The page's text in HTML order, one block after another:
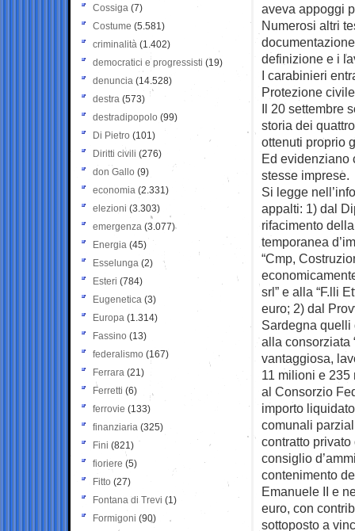
aveva appoggi
Numerosi altri
definizione e i
I carabinieri
Protezione
Il 20 settembre
storia dei
ottenuti proprio
Ed evidenziano
stesse imprese.
Si legge
appalti: 1) dal
rifacimento
temporanea
“Cmp,
srl” e alla “F.lli
euro; 2) dal
Sardegna quelli
alla consorziata
vantaggiosa,
11 milioni e 235
al Consorzio
importo
comunali
contratto
consiglio
contenimento
Emanuele II e
euro, con
sottoposto a
Cossiga (7)
Costume (5.581)
criminalità (1.402)
democratici e progressisti (19)
denuncia (14.528)
destra (573)
destradipopolo (99)
Di Pietro (101)
Diritti civili (276)
don Gallo (9)
economia (2.331)
elezioni (3.303)
emergenza (3.077)
Energia (45)
Esselunga (2)
Esteri (784)
Eugenetica (3)
Europa (1.314)
Fassino (13)
federalismo (167)
Ferrara (21)
Ferretti (6)
ferrovie (133)
finanziaria (325)
Fini (821)
fioriere (5)
Fitto (27)
Fontana di Trevi (1)
Formigoni (90)